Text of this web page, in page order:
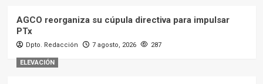
AGCO reorganiza su cúpula directiva para impulsar
PTx
Dpto. Redacción 7 agosto, 2026 287
ELEVACIÓN